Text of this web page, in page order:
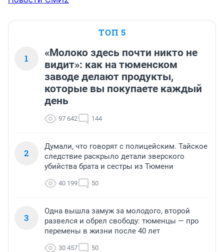
ТОП 5
1
«Молоко здесь почти никто не
видит»: как на тюменском
заводе делают продукты,
которые вы покупаете каждый
день
97 642 144
2
Думали, что говорят с полицейским. Тайское
следствие раскрыло детали зверского
убийства брата и сестры из Тюмени
40 199 50
3
Одна вышла замуж за молодого, второй
развелся и обрел свободу: тюменцы — про
перемены в жизни после 40 лет
30 457 50